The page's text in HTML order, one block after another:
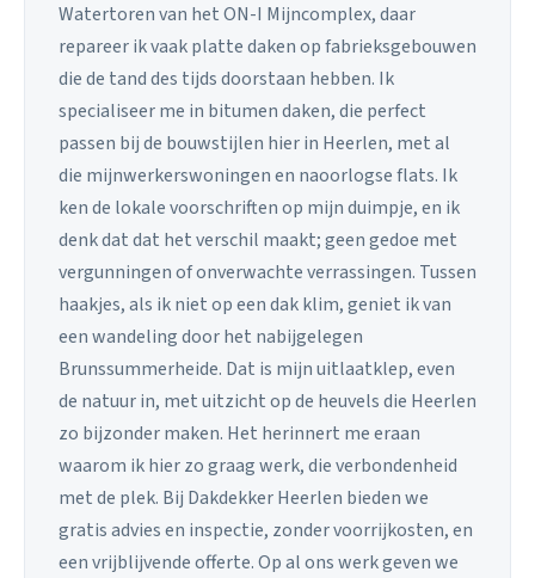
Watertoren van het ON-I Mijncomplex, daar
repareer ik vaak platte daken op fabrieksgebouwen
die de tand des tijds doorstaan hebben. Ik
specialiseer me in bitumen daken, die perfect
passen bij de bouwstijlen hier in Heerlen, met al
die mijnwerkerswoningen en naoorlogse flats. Ik
ken de lokale voorschriften op mijn duimpje, en ik
denk dat dat het verschil maakt; geen gedoe met
vergunningen of onverwachte verrassingen. Tussen
haakjes, als ik niet op een dak klim, geniet ik van
een wandeling door het nabijgelegen
Brunssummerheide. Dat is mijn uitlaatklep, even
de natuur in, met uitzicht op de heuvels die Heerlen
zo bijzonder maken. Het herinnert me eraan
waarom ik hier zo graag werk, die verbondenheid
met de plek. Bij Dakdekker Heerlen bieden we
gratis advies en inspectie, zonder voorrijkosten, en
een vrijblijvende offerte. Op al ons werk geven we